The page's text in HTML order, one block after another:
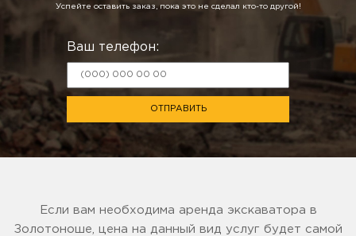
Успейте оставить заказ, пока это не сделал кто-то другой!
Ваш телефон:
ОТПРАВИТЬ
Если вам необходима аренда экскаватора в
Золотоноше, цена на данный вид услуг будет самой